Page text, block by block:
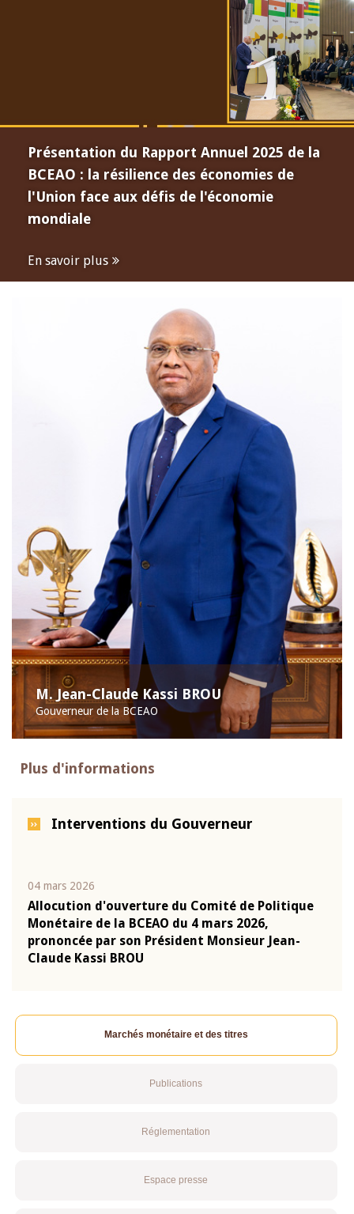
Présentation du Rapport Annuel 2025 de la
BCEAO : la résilience des économies de
l'Union face aux défis de l'économie
mondiale
En savoir plus
M. Jean-Claude Kassi BROU
Gouverneur de la BCEAO
Plus d'informations
Interventions du Gouverneur
04 mars 2026
Allocution d'ouverture du Comité de Politique
Monétaire de la BCEAO du 4 mars 2026,
prononcée par son Président Monsieur Jean-
Claude Kassi BROU
Marchés monétaire et des titres
Publications
Réglementation
Espace presse